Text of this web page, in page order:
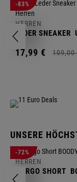
-83%
HERREN
LEDER SNEAKER
17,99 € 109,00
UNSERE
-72%
HERREN
CARGO SHORT